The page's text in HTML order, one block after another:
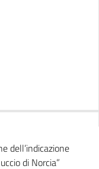
dell’indicazione
di Norcia”